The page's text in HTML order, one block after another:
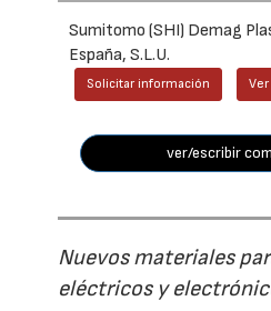
Sumitomo (SHI) Demag
España, S.L.U.
Solicitar información
ver/escribir
Nuevos materiales
eléctricos y